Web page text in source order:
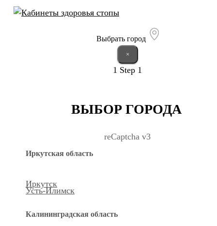
Выбрать город
×
1 Step 1
ВЫБОР ГОРОДА
reCaptcha v3
Иркутская область
Иркутск
Усть-Илимск
Калининградская область